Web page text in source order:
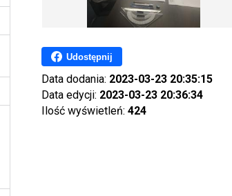
Udostępnij
Data dodania: 2023-03-23 20:35:15
Data edycji: 2023-03-23 20:36:34
Ilość wyświetleń: 424